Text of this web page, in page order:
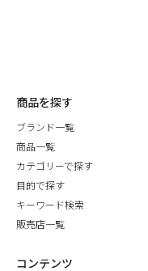
商品を探す
ブランド一覧
商品一覧
カテゴリーで探す
目的で探す
キーワード検索
販売店一覧
コンテンツ